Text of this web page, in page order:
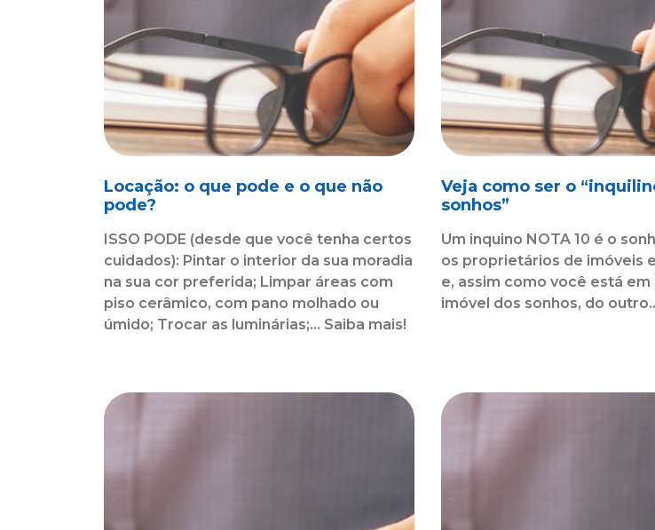
Locação: o que pode e o que não
pode?
ISSO PODE (desde que você tenha certos
cuidados): Pintar o interior da sua moradia
na sua cor preferida; Limpar áreas com
piso cerâmico, com pano molhado ou
úmido; Trocar as luminárias;... Saiba mais!
Veja como ser o
sonhos”
Um inquino NOTA 10 é o
os proprietários de imóveis
e, assim como você está em
imóvel dos sonhos, do